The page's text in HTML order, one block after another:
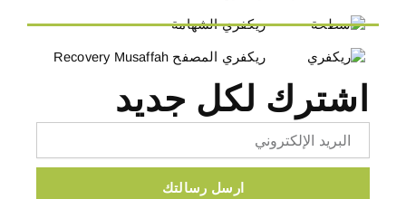
ريكفري الشهامة
ريكفري المصفح Recovery Musaffah
اشترك لكل جديد
ارسل رسالتك